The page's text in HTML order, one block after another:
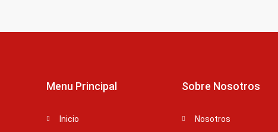
Menu Principal
Inicio
Sobre Nosotros
Nosotros